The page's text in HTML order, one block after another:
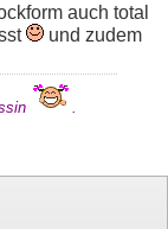
auch total
und zudem